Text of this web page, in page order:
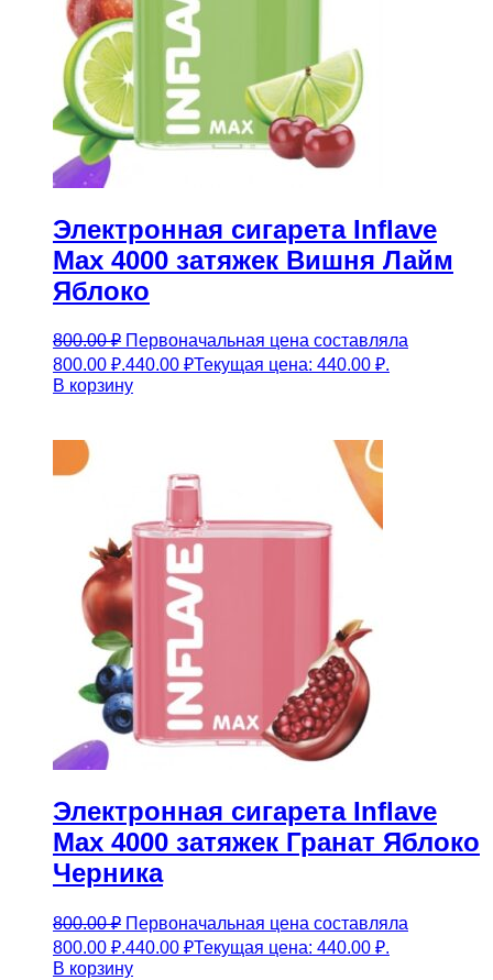
Электронная сигарета Inflave
Max 4000 затяжек Вишня Лайм
Яблоко
800.00₽ Первоначальная цена составляла
800.00 ₽.440.00 ₽Текущая цена: 440.00 ₽.
В корзину
Электронная сигарета Inflave
Max 4000 затяжек Гранат Яблоко
Черника
800.00₽ Первоначальная цена составляла
800.00 ₽.440.00 ₽Текущая цена: 440.00 ₽.
В корзину